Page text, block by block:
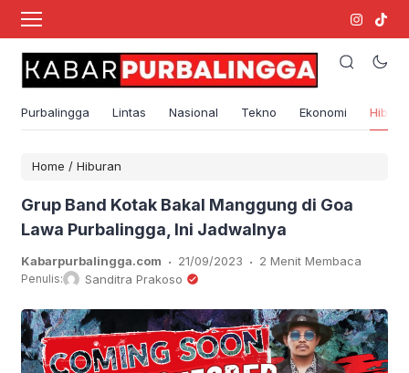
Purbalingga Lintas Nasional Tekno Ekonomi
Home / Hiburan
Grup Band Kotak Bakal Manggung di Goa
Lawa Purbalingga, Ini Jadwalnya
Kabarpurbalingga.com . 21/09/2023 . 2 Menit Membaca
Penulis: Sanditra Prakoso